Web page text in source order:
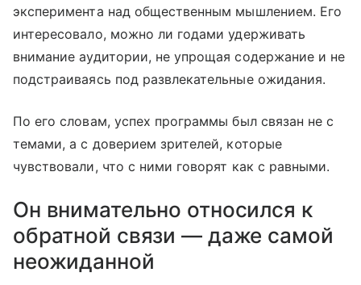
эксперимента над общественным мышлением. Его
интересовало, можно ли годами удерживать
внимание аудитории, не упрощая содержание и не
подстраиваясь под развлекательные ожидания.
По его словам, успех программы был связан не с
темами, а с доверием зрителей, которые
чувствовали, что с ними говорят как с равными.
Он внимательно относился к
обратной связи — даже самой
неожиданной